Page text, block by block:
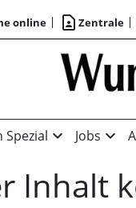
online contact_page Zentrale
Spezial expand_more Jobs expand_more
Inhalt